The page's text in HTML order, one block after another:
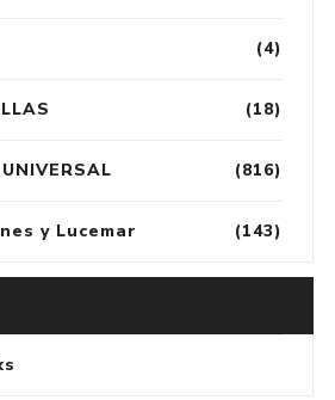
(4)
(18)
(816)
(143)
y Lucemar